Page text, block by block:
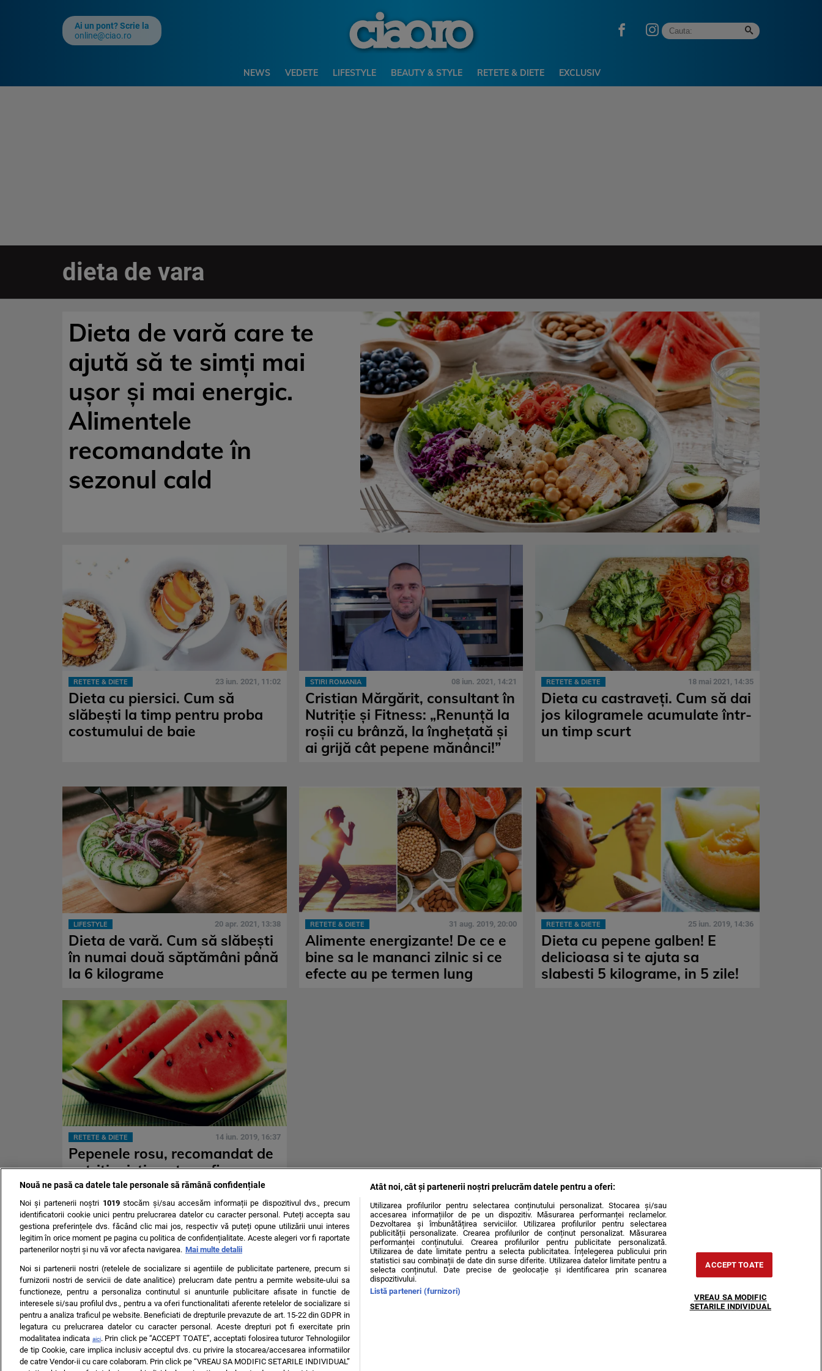
Ai un pont? Scrie la
online@ciao.ro
NEWS VEDETE LIFESTYLE BEAUTY & STYLE RETETE & DIETE EXCLUSIV
dieta de vara
Dieta de vară care te
ajută să te simți mai
ușor și mai energic.
Alimentele
recomandate în
sezonul cald
RETETE & DIETE 23 iun. 2021, 11:02
Dieta cu piersici. Cum să
slăbești la timp pentru proba
costumului de baie
STIRI ROMANIA 08 iun. 2021, 14:21
Cristian Mărgărit, consultant în
Nutriție și Fitness: „Renunță la
roșii cu brânză, la înghețată și
ai grijă cât pepene mănânci!”
RETETE & DIETE 18 mai 2021, 14:35
Dieta cu castraveţi. Cum să dai
jos kilogramele acumulate într-
un timp scurt
LIFESTYLE 20 apr. 2021, 13:38
Dieta de vară. Cum să slăbești
în numai două săptămâni până
la 6 kilograme
RETETE & DIETE 31 aug. 2019, 20:00
Alimente energizante! De ce e
bine sa le mananci zilnic si ce
efecte au pe termen lung
RETETE & DIETE 25 iun. 2019, 14:36
Dieta cu pepene galben! E
delicioasa si te ajuta sa
slabesti 5 kilograme, in 5 zile!
RETETE & DIETE 14 iun. 2019, 16:37
Pepenele rosu, recomandat de
nutritionisti pentru a fi
consumat in cantitata mare
vara. Care sunt beneficiile
TERMENI ȘI CONDIȚII DESPRE NOI CONTACT SETĂRI COOKIES
© 2008 - 2026 - Toate drepturile rezervate
ARC MEDIA PUBLISHING SRL, Adresa: București, Sos Fabrica de Glucoză, nr. 21, parter, sector 2, J2016000631407, CIF: RO35451445
Nouă ne pasă ca datele tale personale să rămână confidențiale
Noi și partenerii noștri 1019stocăm și/sau accesăm informații pe dispozitivul dvs., precum
identificatorii cookie unici pentru prelucrarea datelor cu caracter personal. Puteți accepta sau
gestiona preferințele dvs. făcând clic mai jos, respectiv vă puteți opune utilizării unui interes
legitim în orice moment pe pagina cu politica de confidențialitate. Aceste alegeri vor fi raportate
partenerilor noștri și nu vă vor afecta navigarea. Mai multe detalii
Noi si partenerii nostri (retelele de socializare si agentiile de publicitate partenere, precum si
furnizorii nostri de servicii de date analitice) prelucram date pentru a permite website-ului sa
functioneze, pentru a personaliza continutul si anunturile publicitare afisate in functie de
interesele si/sau profilul dvs., pentru a va oferi functionalitati aferente retelelor de socializare si
pentru a analiza traficul pe website. Beneficiati de drepturile prevazute de art. 15-22 din GDPR in
legatura cu prelucrarea datelor cu caracter personal. Aceste drepturi pot fi exercitate prin
modalitatea indicata aici. Prin click pe “ACCEPT TOATE”, acceptati folosirea tuturor Tehnologiilor
de tip Cookie, care implica inclusiv acceptul dvs. cu privire la stocarea/accesarea informatiilor
de catre Vendor-ii cu care colaboram. Prin click pe “VREAU SA MODIFIC SETARILE INDIVIDUAL”
Atât noi, cât și partenerii noștri prelucrăm datele pentru a oferi:
Utilizarea profilurilor pentru selectarea conținutului personalizat. Stocarea și/sau
accesarea informațiilor de pe un dispozitiv. Măsurarea performanței reclamelor.
Dezvoltarea și îmbunătățirea serviciilor. Utilizarea profilurilor pentru selectarea
publicității personalizate. Crearea profilurilor de conținut personalizat. Măsurarea
performanței conținutului. Crearea profilurilor pentru publicitate personalizată.
Utilizarea de date limitate pentru a selecta publicitatea. Înțelegerea publicului prin
statistici sau combinații de date din surse diferite. Utilizarea datelor limitate pentru a
selecta conținutul. Date precise de geolocație și identificarea prin scanarea
dispozitivului.
Listă parteneri (furnizori)
ACCEPT TOATE
VREAU SA MODIFIC
SETARILE INDIVIDUAL